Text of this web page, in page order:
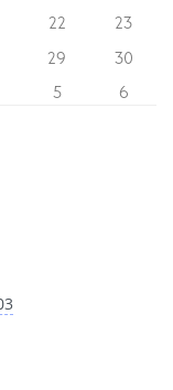
22
23
29
30
5 6